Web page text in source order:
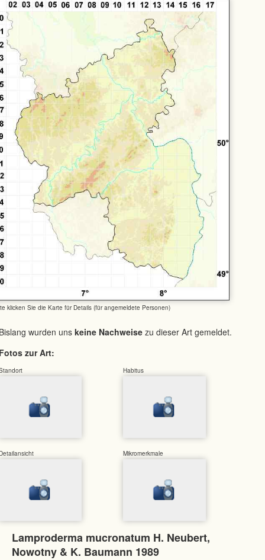
klicken Sie die Karte für Details (für angemeldete Personen)
wurden uns keine Nachweise zu dieser Art gemeldet.
zur Art:
Habitus
Mikromerkmale
Lamproderma mucronatum H. Neubert,
Nowotny & K. Baumann 1989